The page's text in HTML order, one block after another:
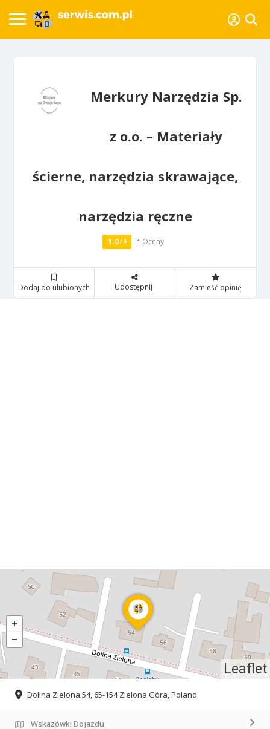
Merkury Narzędzia Sp.
z o.o. – Materiały
ścierne, narzędzia skrawające,
narzędzia ręczne
1.0/ 5 1 Oceny
Dodaj do ulubionych Udostępnij Zamieść opinię
Leaflet
Dolina Zielona 54, 65-154 Zielona Góra, Poland
Wskazówki Dojazdu